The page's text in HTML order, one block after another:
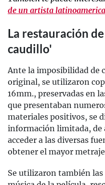
de un artista
La restauración
caudillo'
Ante la imposibilidad de
original, se utilizaron
16mm., preservadas en
que presentaban
materiales positivos, se
información limitada, de
acceder a las diversas
obtener el mayor
Se utilizaron también las